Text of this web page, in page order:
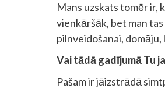
Mans uzskats tomēr ir,
vienkāršāk, bet man
pilnveidošanai,
Vai tādā gadījumā Tu
Pašam ir jāizstrādā